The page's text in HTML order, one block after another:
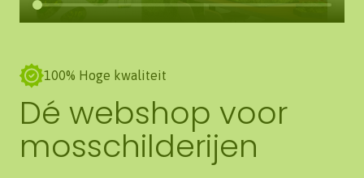
100% Hoge kwaliteit
Dé webshop voor
mosschilderijen